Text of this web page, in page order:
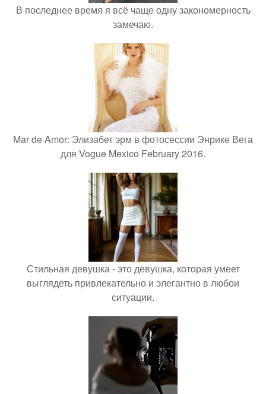
В последнее время я всё чаще одну закономерность
замечаю.
Mar de Amor: Элизабет эрм в фотосессии Энрике Вега
для Vogue Mexico February 2016.
Стильная девушка - это девушка, которая умеет
выглядеть привлекательно и элегантно в любои
ситуации.